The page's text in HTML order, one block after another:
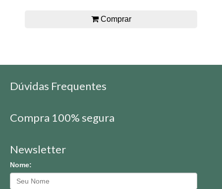
Comprar
Dúvidas Frequentes
Compra 100% segura
Newsletter
Nome: